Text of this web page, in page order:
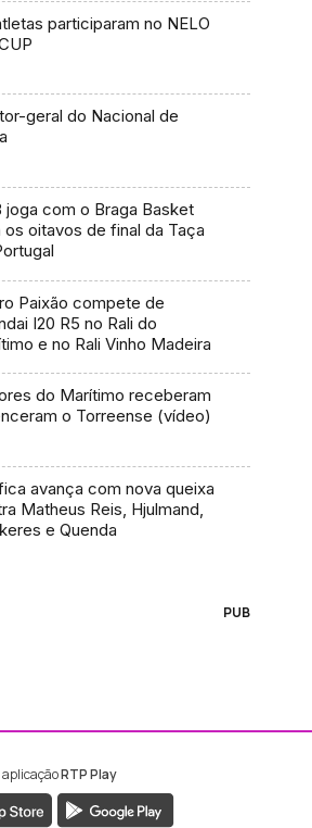
participaram no NELO
geral do Nacional de
joga com o Braga Basket
os oitavos de final da Taça
Paixão compete de
I20 R5 no Rali do
e no Rali Vinho Madeira
do Marítimo receberam
o Torreense (vídeo)
avança com nova queixa
Matheus Reis, Hjulmand,
e Quenda
PUB
Madeira
RTP Play